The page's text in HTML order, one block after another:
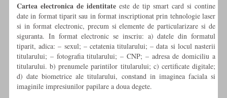
Cartea electronica de identitate este de tip smart card si contine
date in format tiparit sau in format inscriptionat prin tehnologie laser
si in format electronic, precum si elemente de particularizare si de
siguranta. In format electronic se inscriu: a) datele din formatul
tiparit, adica: – sexul; – cetatenia titularului; – data si locul nasterii
titularului; – fotografia titularului; – CNP; – adresa de domiciliu a
titularului. b) prenumele parintilor titularului; c) certificate digitale;
d) date biometrice ale titularului, constand in imaginea faciala si
imaginile impresiunilor papilare a doua degete.